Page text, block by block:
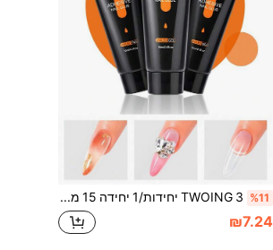
%11 TWOING 3 יחידות/1 יחידה 15 מ"ל ג'ל דבק חצי-מוצק לקצות ציפורניים מלאכותיות, קצות להדבקה, אבני חן ושרף, אמנות ציפורניים ביתית עמידה לאורך זמן, נדרשת מנורת UV/LED
₪7.24